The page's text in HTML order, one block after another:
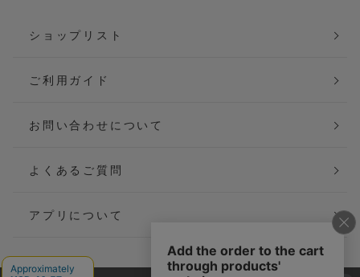
ショップリスト
ご利用ガイド
お問い合わせについて
よくあるご質問
アプリについて